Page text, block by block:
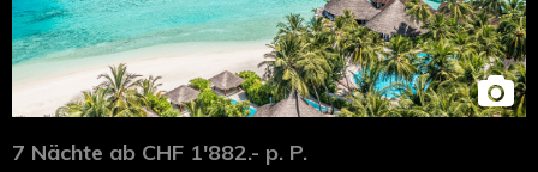
7 Nächte ab CHF 1'882.- p. P.